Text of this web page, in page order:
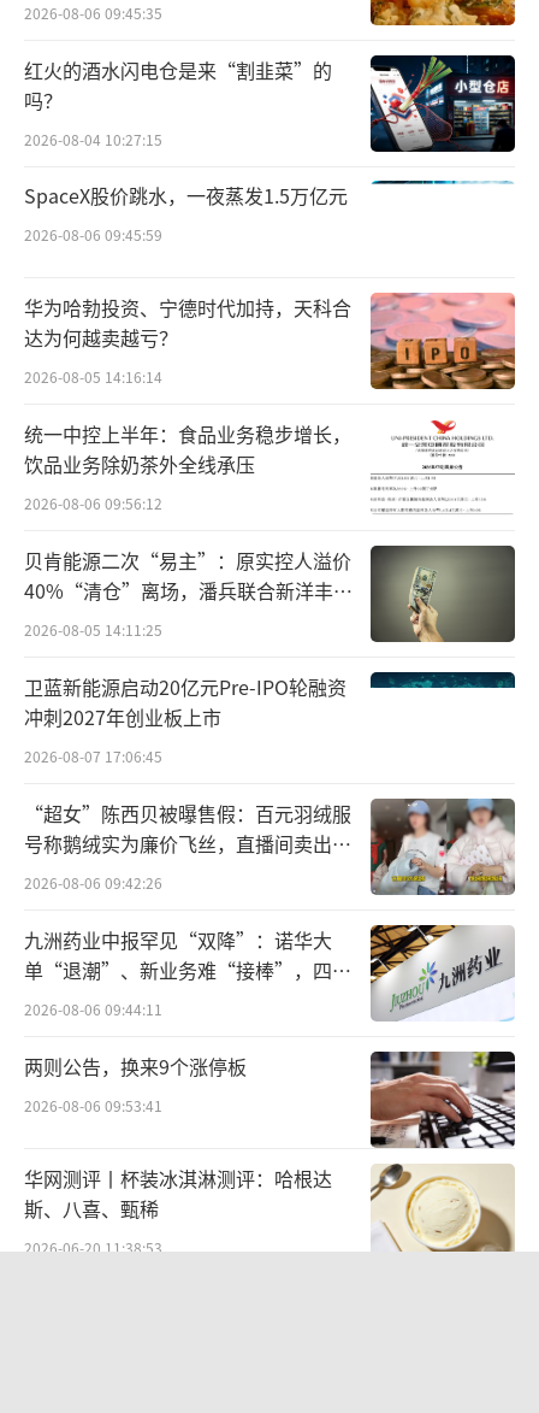
而新茶饮方面，更是早早介入。去年，茶
百道“真鲜奶茶系列”定制短剧《爱有百道新
鲜》上线，“霸道总裁爱上我但依旧坚持初心
要回茶百道上班”等搞笑无厘头的剧情吸引了
不少观众。蜜雪冰城去年还在玩《雪王驾
到》，今年就推出了真人版短剧《雪王的穿越
法。
为何品牌都爱短剧？
为何品牌都爱短剧？其中的商业逻辑是：
吸引－流量－变现。最终目的是变现，而吸引
则是手段。
数字化领域专家袁帅认为，短剧的吸引力
首先体现在形式和内容上，呈现出“小快
灵”的特点，短剧题材多样，内容紧凑，能够
迅速激起用户的兴趣和情感投入，让观众在短
时间内获得即时的满足感。此外，短剧的制作
周期短，能够紧跟时事热点，满足观众对新鲜
互动性强等优势，能够在社交媒体等平台上迅
速扩散，形成话题效应。
2026-08-06 09:45:35
红火的酒水闪电仓是来“割韭菜”的
吗？
2026-08-04 10:27:15
SpaceX股价跳水，一夜蒸发1.5万亿元
2026-08-06 09:45:59
华为哈勃投资、宁德时代加持，天科合
达为何越卖越亏？
2026-08-05 14:16:14
统一中控上半年：食品业务稳步增长，
饮品业务除奶茶外全线承压
2026-08-06 09:56:12
贝肯能源二次“易主”：原实控人溢价
40%“清仓”离场，潘兵联合新洋丰、
宏科百世拟入主
2026-08-05 14:11:25
卫蓝新能源启动20亿元Pre-IPO轮融资
冲刺2027年创业板上市
2026-08-07 17:06:45
“超女”陈西贝被曝售假：百元羽绒服
号称鹅绒实为廉价飞丝，直播间卖出超
百万元
2026-08-06 09:42:26
九洲药业中报罕见“双降”：诺华大
单“退潮”、新业务难“接棒”，四大
难关待闯
2026-08-06 09:44:11
两则公告，换来9个涨停板
2026-08-06 09:53:41
华网测评丨杯装冰淇淋测评：哈根达
斯、八喜、甄稀
2026-06-20 11:38:53